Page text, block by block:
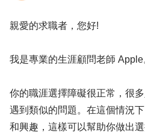
親愛的求職者，您好!
我是專業的生涯顧問老師 Apple
你的職涯選擇障礙很正常，很
遇到類似的問題。在這個情況
和興趣，這樣可以幫助你做出